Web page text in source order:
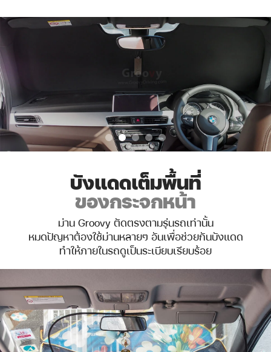
บังแดดเต็มพื้นที่
ของกระจกหน้า
ม่าน Groovy ตัดตรงตามรุ่นรถเท่านั้น
หมดปัญหาต้องใช้ม่านหลายๆ อันเพื่อช่วยกันบังแดด
ทำให้ภายในรถดูเป็นระเบียบเรียบร้อย